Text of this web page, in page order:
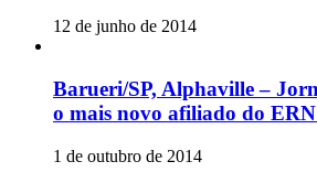
12 de junho de 2014
Barueri/SP, Alphaville –
o mais novo afiliado do
1 de outubro de 2014